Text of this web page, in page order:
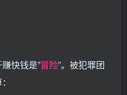
快钱是”冒险”。被犯罪团